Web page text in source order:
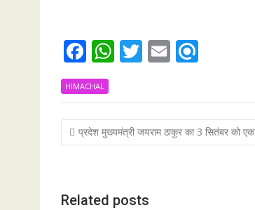
F
ac
e
b
o
W
at
s
A
T
itt
er
E
ai
l
i
n
d
HIMACHAL
Post
navigation
प्रदेश मुख्यमंत्री जयराम ठाकुर का 3 सितंबर को एक
Related posts